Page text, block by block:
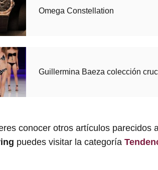
Omega Constellation
Guillermina Baeza colección
conocer otros artículos parecidos
puedes visitar la categoría